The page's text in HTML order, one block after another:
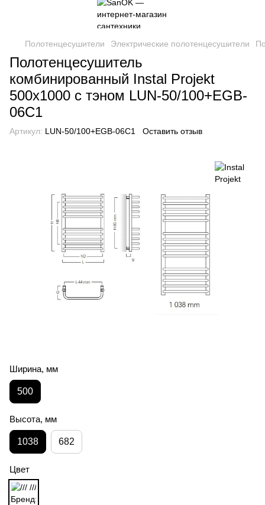
Полотенцесушители Электрические полотенцесушители
Полотенцесушитель
комбинированный Instal Projekt
500х1000 с тэном LUN-50/100+EGB-
06C1
Артикул: LUN-50/100+EGB-06C1 Оставить отзыв
Ширина, мм
500
Высота, мм
1038 682
Цвет